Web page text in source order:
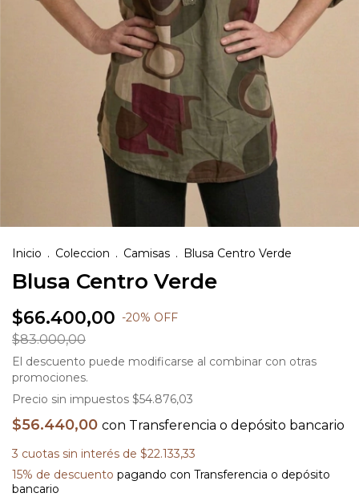
Inicio . Coleccion . Camisas . Blusa Centro Verde
Blusa Centro Verde
$66.400,00 -20% OFF
$83.000,00
El descuento puede modificarse al combinar con otras
promociones.
Precio sin impuestos $54.876,03
$56.440,00 con Transferencia o depósito bancario
3 cuotas sin interés de $22.133,33
15% de descuento pagando con Transferencia o depósito
bancario